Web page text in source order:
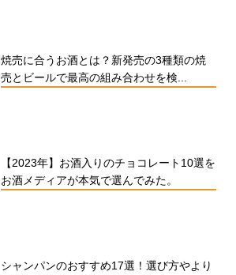
焼売に合うお酒とは？新発売の3種類の焼
売とビールで最高の組み合わせを検...
【2023年】お酒入りのチョコレート10選を
お酒メディアが本気で選んでみた。
シャンパンのおすすめ17選！選び方やより